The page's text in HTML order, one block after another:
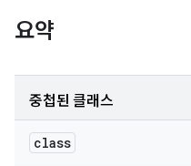
요약
중첩된 클래스
class